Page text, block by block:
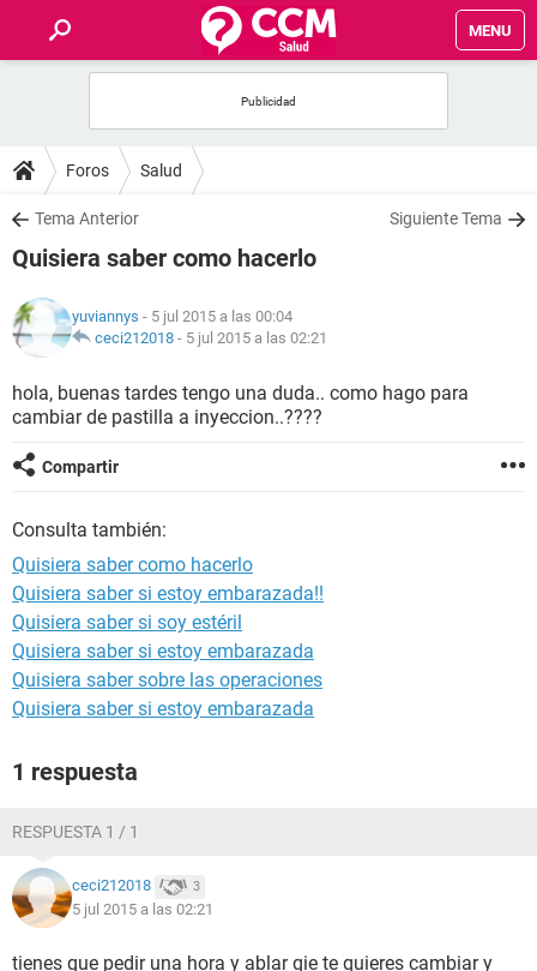
MENU
FOROS
SALUD
FAMILIA
NUTRICIÓN
BIENESTAR
SEXUALIDAD
GLOSARIO
Foros Salud
Tema Anterior Siguiente Tema
Quisiera saber como hacerlo
yuviannys - 5 jul 2015 a las 00:04
ceci212018 - 5 jul 2015 a las 02:21
hola, buenas tardes tengo una duda.. como hago para
cambiar de pastilla a inyeccion..????
Compartir
Consulta también:
Quisiera saber como hacerlo
Quisiera saber si estoy embarazada!!
Quisiera saber si soy estéril
Quisiera saber si estoy embarazada
Quisiera saber sobre las operaciones
Quisiera saber si estoy embarazada
1 respuesta
RESPUESTA 1 / 1
ceci212018 3
5 jul 2015 a las 02:21
tienes que pedir una hora y ablar qie te quieres cambiar y